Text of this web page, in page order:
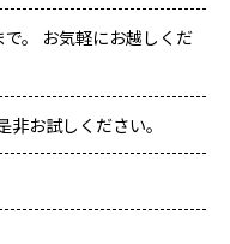
。 お気軽にお越しくだ
お試しください。